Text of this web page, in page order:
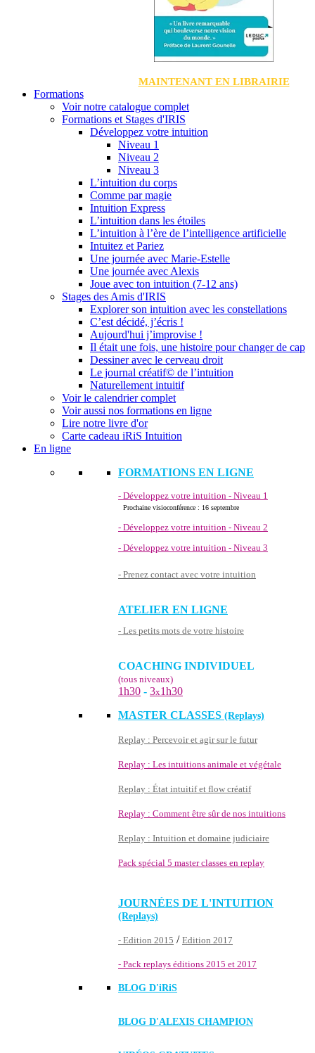
MAINTENANT EN LIBRAIRIE
Formations
Voir notre catalogue complet
Formations et Stages d'IRIS
Développez votre intuition
Niveau 1
Niveau 2
Niveau 3
L’intuition du corps
Comme par magie
Intuition Express
L’intuition dans les étoiles
L’intuition à l’ère de l’intelligence artificielle
Intuitez et Pariez
Une journée avec Marie-Estelle
Une journée avec Alexis
Joue avec ton intuition (7-12 ans)
Stages des Amis d'IRIS
Explorer son intuition avec les constellations
C’est décidé, j’écris !
Aujourd'hui j’improvise !
Il était une fois, une histoire pour changer de cap
Dessiner avec le cerveau droit
Le journal créatif© de l’intuition
Naturellement intuitif
Voir le calendrier complet
Voir aussi nos formations en ligne
Lire notre livre d'or
Carte cadeau iRiS Intuition
En ligne
FORMATIONS EN LIGNE
- Développez votre intuition - Niveau 1
Prochaine visioconférence : 16 septembre
- Développez votre intuition - Niveau 2
- Développez votre intuition - Niveau 3
- Prenez contact avec votre intuition
ATELIER EN LIGNE
- Les petits mots de votre histoire
COACHING INDIVIDUEL
(tous niveaux)
1h30 - 3x1h30
MASTER CLASSES (Replays)
Replay : Percevoir et agir sur le futur
Replay : Les intuitions animale et végétale
Replay : État intuitif et flow créatif
Replay : Comment être sûr de nos intuitions
Replay : Intuition et domaine judiciaire
Pack spécial 5 master classes en replay
JOURNÉES DE L'INTUITION
(Replays)
- Edition 2015 / Edition 2017
- Pack replays éditions 2015 et 2017
BLOG D'iRiS
BLOG D'ALEXIS CHAMPION